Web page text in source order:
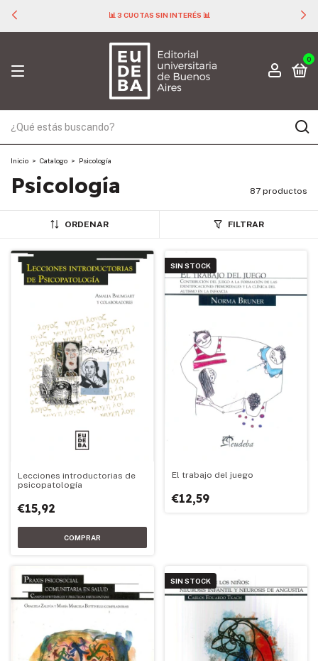
📊 3 CUOTAS SIN INTERÉS 📊
0
Inicio > Catalogo > Psicología
Psicología 87 productos
ORDENAR FILTRAR
Lecciones introductorias de
psicopatología
€15,92
SIN STOCK
El trabajo del juego
€12,59
SIN STOCK